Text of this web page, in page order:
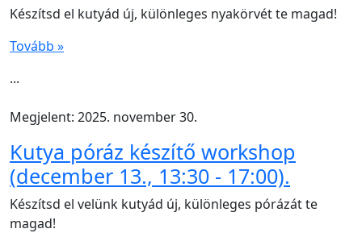
Készítsd el kutyád új, különleges nyakörvét te magad!
Tovább »
...
Megjelent: 2025. november 30.
Kutya póráz készítő workshop
(december 13., 13:30 - 17:00).
Készítsd el velünk kutyád új, különleges pórázát te
magad!